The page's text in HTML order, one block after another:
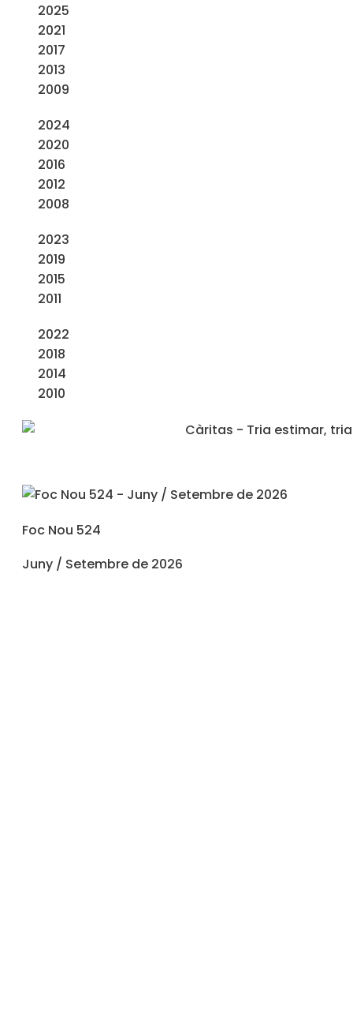
2025
2021
2017
2013
2009
2024
2020
2016
2012
2008
2023
2019
2015
2011
2022
2018
2014
2010
Foc Nou 524
Juny / Setembre de 2026